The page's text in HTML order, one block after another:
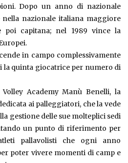
Dopo un anno di nazionale
nella nazionale italiana maggiore
poi capitana; nel 1989 vince la
in campo complessivamente
la quinta giocatrice per numero di
Academy Manù Benelli, la
ai palleggiatori, che la vede
gestione delle sue molteplici sedi
un punto di riferimento per
pallavolisti che ogni anno
poter vivere momenti di camp e